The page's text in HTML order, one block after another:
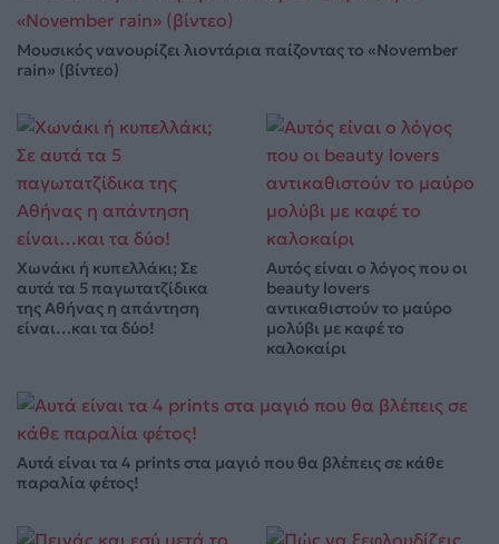
Μουσικός νανουρίζει λιοντάρια παίζοντας το «November
rain» (βίντεο)
Χωνάκι ή κυπελλάκι; Σε
αυτά τα 5 παγωτατζίδικα
της Αθήνας η απάντηση
είναι…και τα δύο!
Αυτός είναι ο λόγος που οι
beauty lovers
αντικαθιστούν το μαύρο
μολύβι με καφέ το
καλοκαίρι
Αυτά είναι τα 4 prints στα μαγιό που θα βλέπεις σε κάθε
παραλία φέτος!